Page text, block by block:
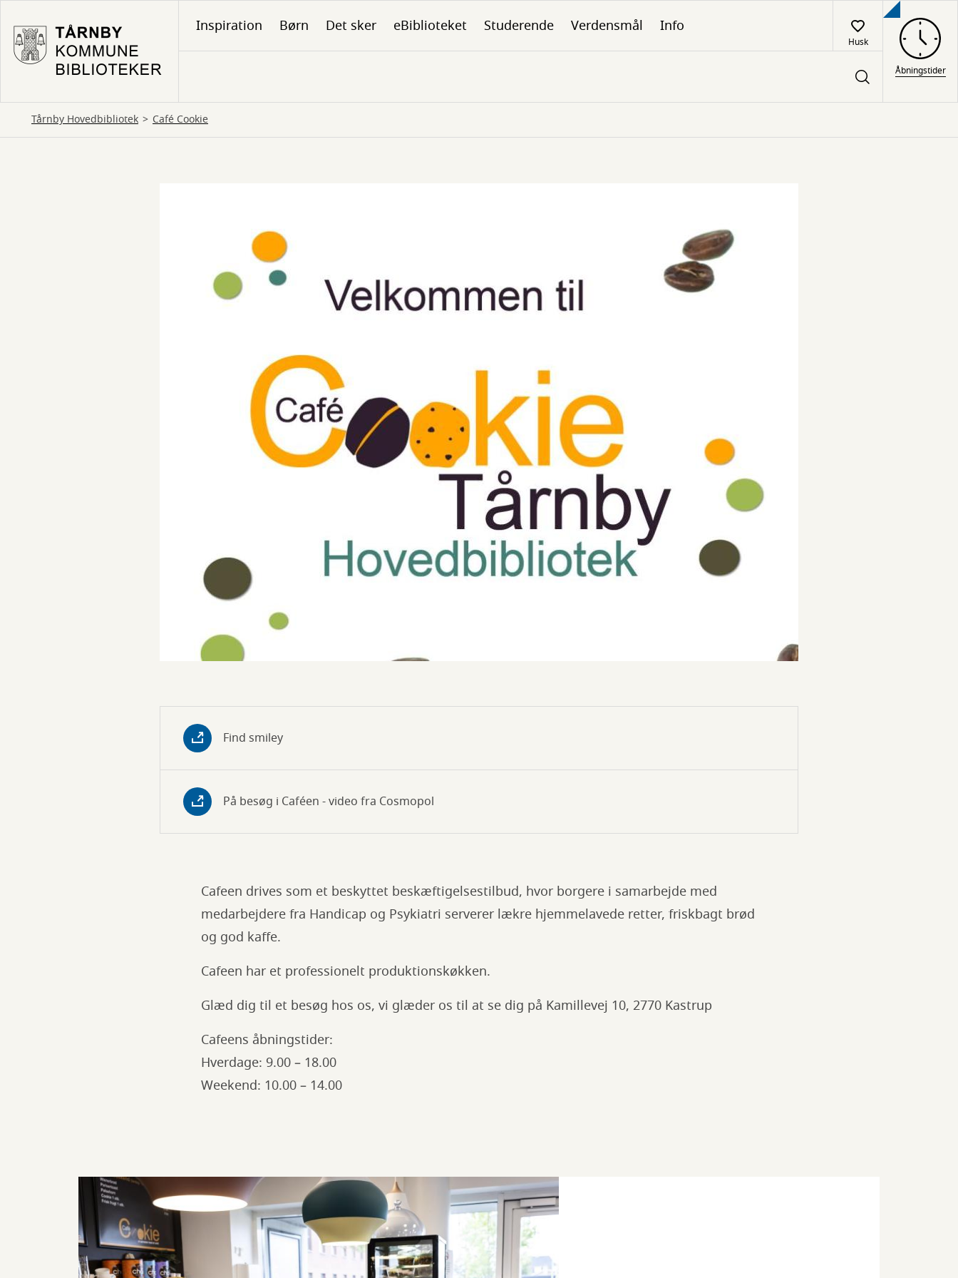
hovedindhold
Inspiration Børn Det sker eBiblioteket Studerende Verdensmål Info
Husk
Åbningstider
Tårnby Hovedbibliotek Café Cookie
Find smiley
På besøg i Caféen - video fra Cosmopol
Cafeen drives som et beskyttet beskæftigelsestilbud, hvor borgere i samarbejde med
medarbejdere fra Handicap og Psykiatri serverer lækre hjemmelavede retter, friskbagt brød
og god kaffe.
Cafeen har et professionelt produktionskøkken.
Glæd dig til et besøg hos os, vi glæder os til at se dig på Kamillevej 10, 2770 Kastrup
Cafeens åbningstider:
Hverdage: 9.00 – 18.00
Weekend: 10.00 – 14.00